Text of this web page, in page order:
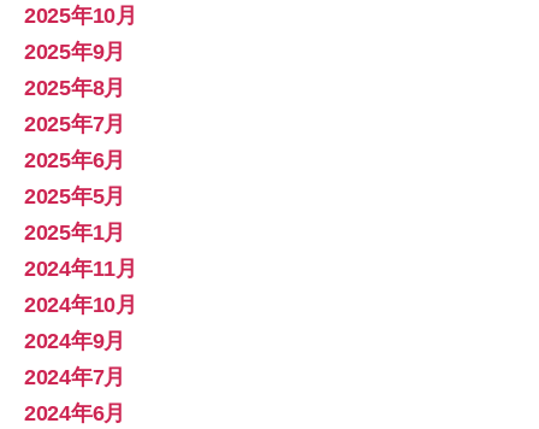
2025年10月
2025年9月
2025年8月
2025年7月
2025年6月
2025年5月
2025年1月
2024年11月
2024年10月
2024年9月
2024年7月
2024年6月